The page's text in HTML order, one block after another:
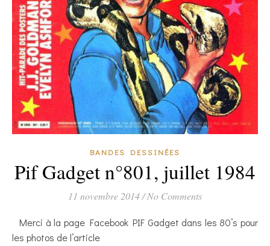
BANDES DESSINÉES
Pif Gadget n°801, juillet 1984
11 novembre 2014/No Comments
Merci à la page Facebook PIF Gadget dans les 80’s pour
les photos de l’article